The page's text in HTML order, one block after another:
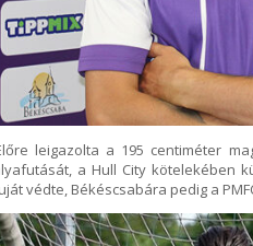
leigazolta a 195 centiméter
a Hull City kötelekében
védte, Békéscsabára pedig a